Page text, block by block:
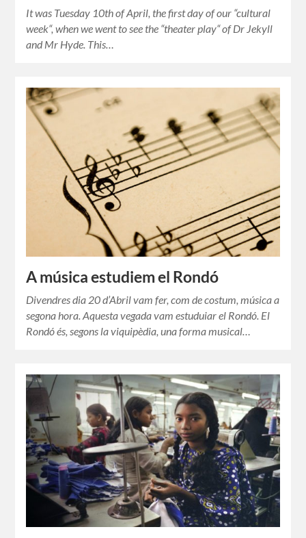
It was Tuesday 10th of April, the first day of our “cultural
week“, when we went to see the “theater play“ of Dr Jekyll
and Mr Hyde. This…
A música estudiem el Rondó
Divendres dia 20 d’Abril vam fer, com de costum, música a
segona hora. Aquesta vegada vam estuduiar el Rondó. El
Rondó és, segons la viquipèdia, una forma musical…